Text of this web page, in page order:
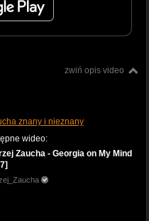
zwiń opis video
znany i nieznany
wideo:
Zaucha - Georgia on My Mind